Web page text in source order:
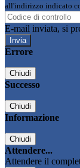
all'indirizzo indicato
E-mail inviata, si
Errore
Chiudi
Successo
Chiudi
Informazione
Chiudi
Attendere...
Attendere il